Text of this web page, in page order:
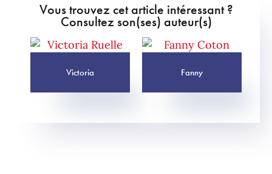
Vous trouvez cet article intéressant ?
Consultez son(ses) auteur(s)
Victoria Fanny